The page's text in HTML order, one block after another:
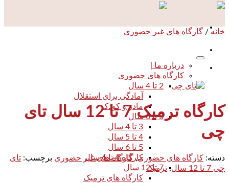
درباره ما |
کارگاه های حضوری
2 تا 4 سال
آمادگی برای استقلال
مادر و کودک
3 تا 6 سال
3 تا 4 سال
4 تا 5 سال
5 تا 6 سال
کارگاه 4 تا 6 سال
7 تا 12 سال
کارگاه های ترمیک
خانه / گارگاه های غیر حضوری
کارگاه ترمیک 7 تا 12 سال تای
چی
دسته: کارگاه های حضوری,گارگاه های غیر حضوری برچسب: تای
چی 7 تا 12 سال
, ترمیک